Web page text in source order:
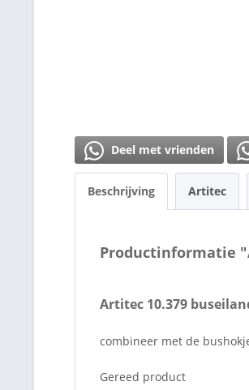
Deel met vrienden
Beschrijving Artitec
Productinformatie
Artitec 10.379
combineer met de
Gereed product